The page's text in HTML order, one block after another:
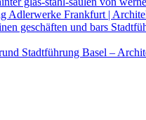
Adlerwerke Frankfurt |
Stadtführung Basel –